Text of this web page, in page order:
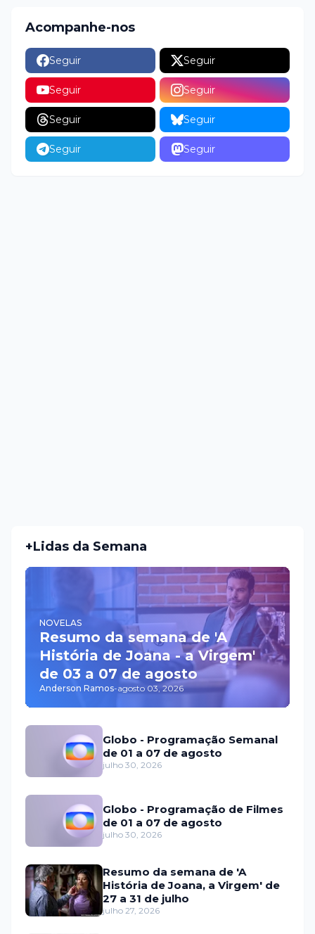
Acompanhe-nos
Seguir Seguir
Seguir Seguir
Seguir Seguir
Seguir Seguir
+Lidas da Semana
NOVELAS
Resumo da semana de 'A
História de Joana - a Virgem'
de 03 a 07 de agosto
Anderson Ramos-agosto 03, 2026
Globo - Programação Semanal
de 01 a 07 de agosto
julho 30, 2026
Globo - Programação de Filmes
de 01 a 07 de agosto
julho 30, 2026
Resumo da semana de 'A
História de Joana, a Virgem' de
27 a 31 de julho
julho 27, 2026